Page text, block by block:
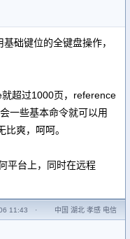
础键位的全键盘操作，
超过1000页，reference
一些基本命令就可以用
爽，呵呵。
平台上，同时在远程
11:43 · 中国 湖北 孝感 电信